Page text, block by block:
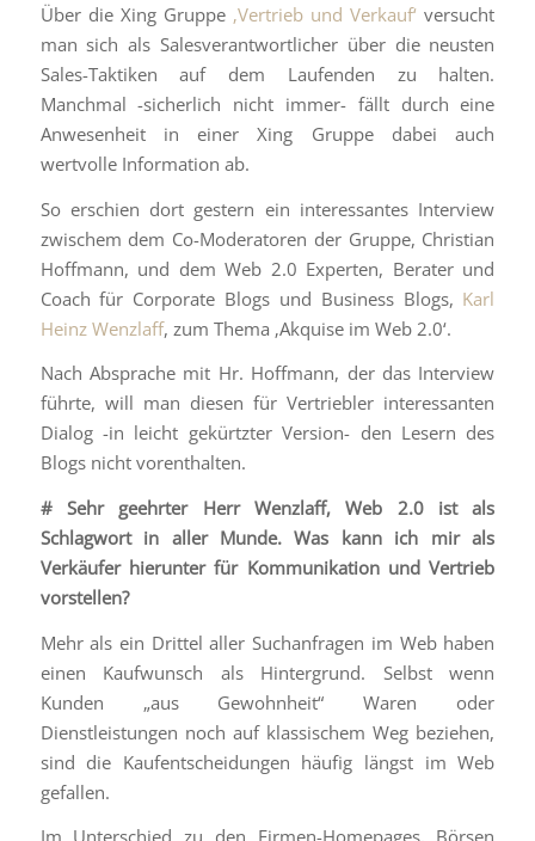
Über die Xing Gruppe ‚Vertrieb und Verkauf‘ versucht
man sich als Salesverantwortlicher über die neusten
Sales-Taktiken auf dem Laufenden zu halten.
Manchmal -sicherlich nicht immer- fällt durch eine
Anwesenheit in einer Xing Gruppe dabei auch
wertvolle Information ab.
So erschien dort gestern ein interessantes Interview
zwischem dem Co-Moderatoren der Gruppe, Christian
Hoffmann, und dem Web 2.0 Experten, Berater und
Coach für Corporate Blogs und Business Blogs, Karl
Heinz Wenzlaff, zum Thema ‚Akquise im Web 2.0‘.
Nach Absprache mit Hr. Hoffmann, der das Interview
führte, will man diesen für Vertriebler interessanten
Dialog -in leicht gekürtzter Version- den Lesern des
Blogs nicht vorenthalten.
# Sehr geehrter Herr Wenzlaff, Web 2.0 ist als
Schlagwort in aller Munde. Was kann ich mir als
Verkäufer hierunter für Kommunikation und Vertrieb
vorstellen?
Mehr als ein Drittel aller Suchanfragen im Web haben
einen Kaufwunsch als Hintergrund. Selbst wenn
Kunden „aus Gewohnheit“ Waren oder
Dienstleistungen noch auf klassischem Weg beziehen,
sind die Kaufentscheidungen häufig längst im Web
gefallen.